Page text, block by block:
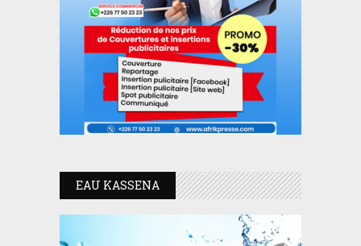
EAU KASSENA